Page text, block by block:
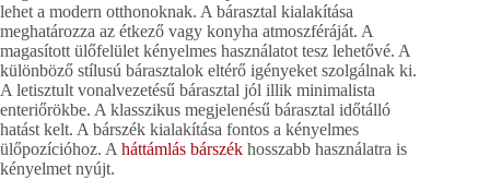
lehet a modern otthonoknak. A bárasztal kialakítása
meghatározza az étkező vagy konyha atmoszféráját. A
magasított ülőfelület kényelmes használatot tesz lehetővé. A
különböző stílusú bárasztalok eltérő igényeket szolgálnak ki.
A letisztult vonalvezetésű bárasztal jól illik minimalista
enteriőrökbe. A klasszikus megjelenésű bárasztal időtálló
hatást kelt. A bárszék kialakítása fontos a kényelmes
ülőpozícióhoz. A háttámlás bárszék hosszabb használatra is
kényelmet nyújt.